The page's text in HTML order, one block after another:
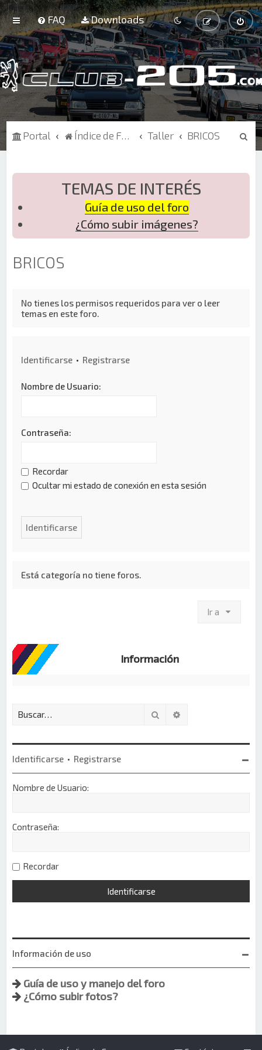
FAQ Downloads
Portal Índice de Foros Taller BRICOS
B
TEMAS DE INTERÉS
Guía de uso del foro
¿Cómo subir imágenes?
BRICOS
No tienes los permisos requeridos para ver o leer
temas en este foro.
Identificarse • Registrarse
Nombre de Usuario:
Contraseña:
Recordar
Ocultar mi estado de conexión en esta sesión
Está categoría no tiene foros.
Ir a
Información
Buscar
Identificarse • Registrarse
Nombre de Usuario:
Contraseña:
Recordar
Información de uso
Guía de uso y manejo del foro
¿Cómo subir fotos?